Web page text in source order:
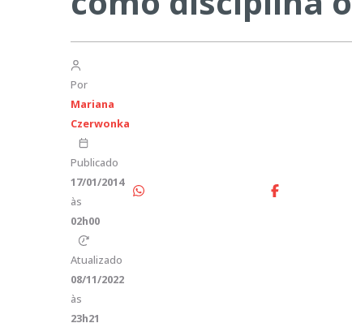
Por
Mariana
Czerwonka
Publicado
17/01/2014
às
02h00
Atualizado
08/11/2022
às
23h21